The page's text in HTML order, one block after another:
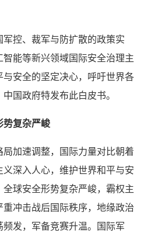
控、裁军与防扩散的政策实
能等新兴领域国际安全治理主
安全的坚定决心，呼吁世界各
国政府特发布此白皮书。
势复杂严峻
加速调整，国际力量对比朝着
深入人心，维护世界和平与安
球安全形势复杂严峻，霸权主
冲击战后国际秩序，地缘政治
发，军备竞赛升温。国际军